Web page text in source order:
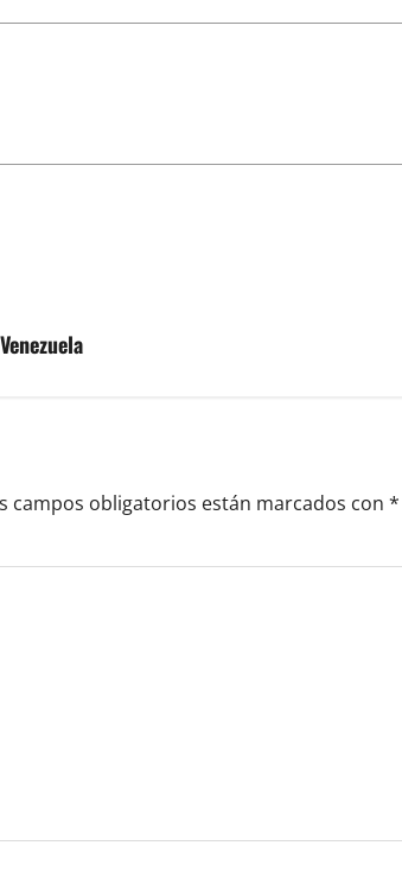
campos obligatorios están marcados con *